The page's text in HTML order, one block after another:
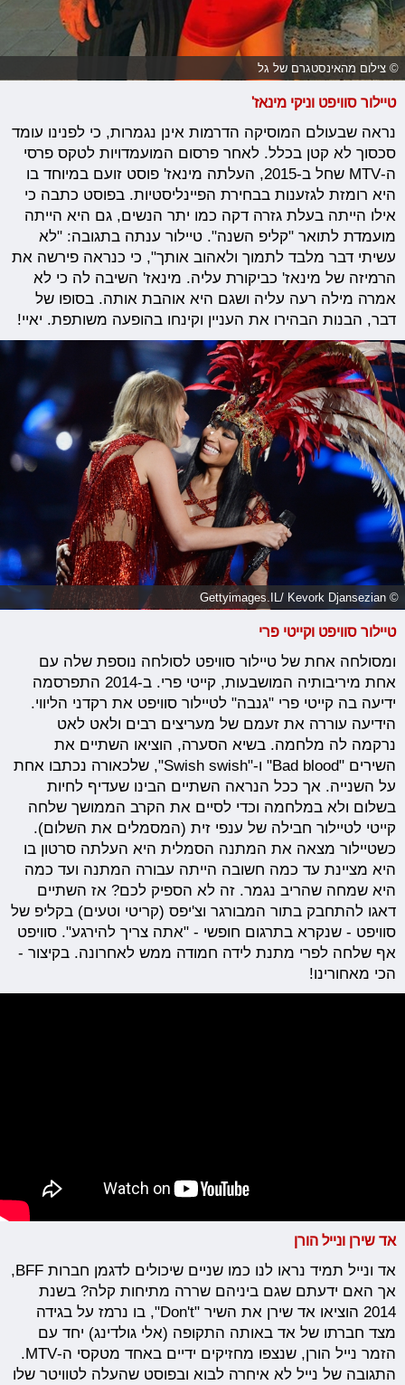
© צילום מהאינסטגרם של גל
טיילור סוויפט וניקי מינאז'
נראה שבעולם המוסיקה הדרמות אינן נגמרות, כי לפנינו עומד
סכסוך לא קטן בכלל. לאחר פרסום המועמדויות לטקס פרסי
ה-MTV שחל ב-2015, העלתה מינאז' פוסט זועם במיוחד בו
היא רומזת לגזענות בבחירת הפיינליסטיות. בפוסט כתבה כי
אילו הייתה בעלת גזרה דקה כמו יתר הנשים, גם היא הייתה
מועמדת לתואר "קליפ השנה". טיילור ענתה בתגובה: "לא
עשיתי דבר מלבד לתמוך ולאהוב אותך", כי כנראה פירשה את
הרמיזה של מינאז' כביקורת עליה. מינאז' השיבה לה כי לא
אמרה מילה רעה עליה ושגם היא אוהבת אותה. בסופו של
דבר, הבנות הבהירו את העניין וקינחו בהופעה משותפת. יאיי!
© Gettyimages.IL/ Kevork Djansezian
טיילור סוויפט וקייטי פרי
ומסולחה אחת של טיילור סוויפט לסולחה נוספת שלה עם
אחת מיריבותיה המושבעות, קייטי פרי. ב-2014 התפרסמה
ידיעה בה קייטי פרי "גנבה" לטיילור סוויפט את רקדני הליווי.
הידיעה עוררה את זעמם של מעריצים רבים ולאט לאט
נרקמה לה מלחמה. בשיא הסערה, הוציאו השתיים את
השירים "Bad blood" ו-"Swish swish", שלכאורה נכתבו אחת
על השנייה. אך ככל הנראה השתיים הבינו שעדיף לחיות
בשלום ולא במלחמה וכדי לסיים את הקרב הממושך שלחה
קייטי לטיילור חבילה של ענפי זית (המסמלים את השלום).
כשטיילור מצאה את המתנה הסמלית היא העלתה סרטון בו
היא מציינת עד כמה חשובה הייתה עבורה המתנה ועד כמה
היא שמחה שהריב נגמר. זה לא הספיק לכם? אז השתיים
דאגו להתחבק בתור המבורגר וצ'יפס (קריטי וטעים) בקליפ של
סוויפט - שנקרא בתרגום חופשי - "אתה צריך להירגע". סוויפט
אף שלחה לפרי מתנת לידה חמודה ממש לאחרונה. בקיצור -
הכי מאחורינו!
אד שירן ונייל הורן
אד ונייל תמיד נראו לנו כמו שניים שיכולים לדגמן חברות BFF,
אך האם ידעתם שגם ביניהם שררה מתיחות קלה? בשנת
2014 הוציאו אד שירן את השיר "Don't", בו נרמז על בגידה
מצד חברתו של אד באותה התקופה (אלי גולדינג) יחד עם
הזמר נייל הורן, שנצפו מחזיקים ידיים באחד מטקסי ה-MTV.
התגובה של נייל לא איחרה לבוא ובפוסט שהעלה לטוויטר שלו